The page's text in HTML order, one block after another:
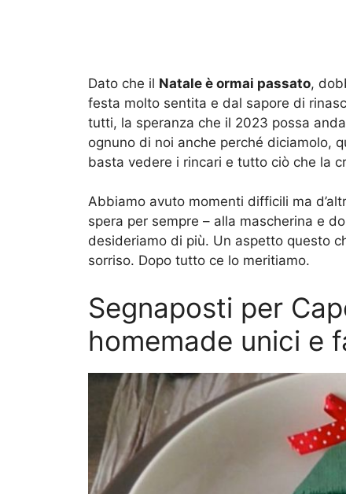
Dato che il Natale è ormai passato,
festa molto sentita e dal sapore di
tutti, la speranza che il 2023 possa
ognuno di noi anche perché diciamolo,
basta vedere i rincari e tutto ciò che la
Abbiamo avuto momenti difficili ma
spera per sempre – alla mascherina e
desideriamo di più. Un aspetto questo
sorriso. Dopo tutto ce lo meritiamo.
Segnaposti per
homemade unici e